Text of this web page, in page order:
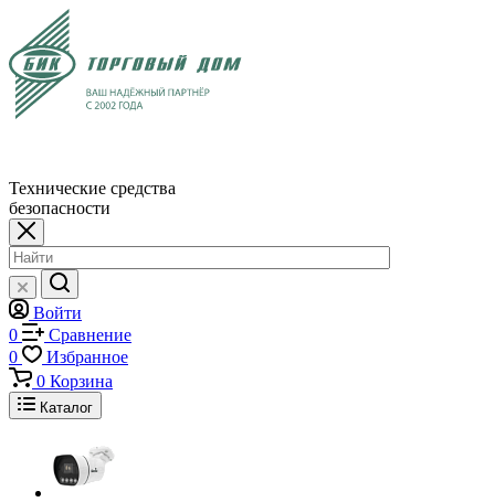
Технические средства
безопасности
Войти
0
Сравнение
0
Избранное
0 Корзина
Каталог